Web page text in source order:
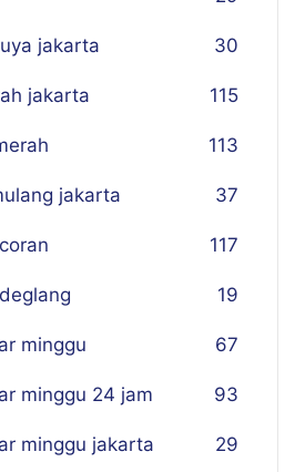
jakarta 30
jakarta 115
113
jakarta 37
117
19
minggu 67
minggu 24 jam 93
minggu jakarta 29